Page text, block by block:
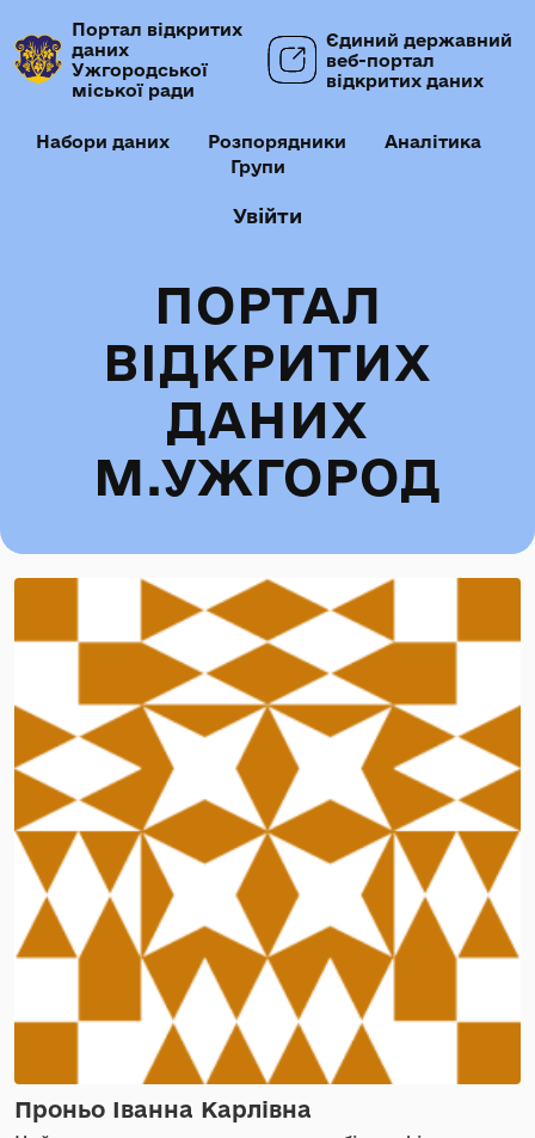
Портал відкритих
даних
Ужгородської
міської ради
Єдиний державний
веб-портал
відкритих даних
Набори даних Розпорядники
Аналітика
Групи
Увійти
ПОРТАЛ
ВІДКРИТИХ
ДАНИХ
М.УЖГОРОД
Проньо Іванна Карлівна